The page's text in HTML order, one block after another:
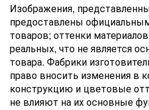
Изображения,
предоставлены
товаров; оттенки
реальных, что не является
товара. Фабрики
право вносить изменения в
конструкцию и цветовые
не влияют на их основные